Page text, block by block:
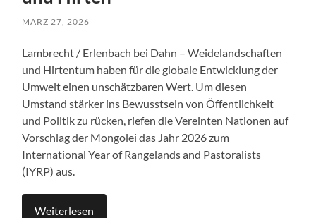
MÄRZ 27, 2026
Lambrecht / Erlenbach bei Dahn – Weidelandschaften
und Hirtentum haben für die globale Entwicklung der
Umwelt einen unschätzbaren Wert. Um diesen
Umstand stärker ins Bewusstsein von Öffentlichkeit
und Politik zu rücken, riefen die Vereinten Nationen auf
Vorschlag der Mongolei das Jahr 2026 zum
International Year of Rangelands and Pastoralists
(IYRP) aus.
Weiterlesen